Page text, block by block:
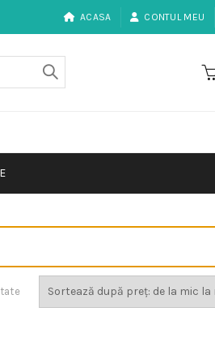
ACASA CONTUL MEU
Sortat
după